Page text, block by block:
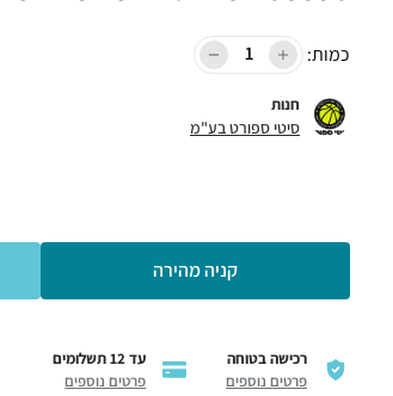
כמות:
חנות
סיטי ספורט בע"מ
קניה מהירה
רכישה בטוחה
פרטים נוספים
עד 12 תשלומים
פרטים נוספים